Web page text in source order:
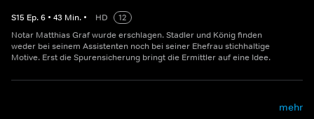
S15 Ep.6 • 43 Min. • HD
12
Notar Matthias Graf wurde erschlagen. Stadler und König finden
weder bei seinem Assistenten noch bei seiner Ehefrau stichhaltige
Motive. Erst die Spurensicherung bringt die Ermittler auf eine Idee.
mehr